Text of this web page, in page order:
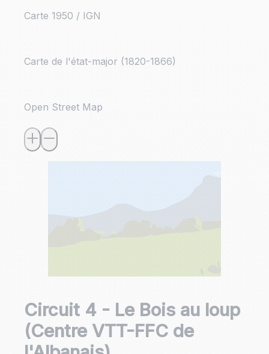
Carte 1950 / IGN
Carte de l'état-major (1820-1866)
Open Street Map
Circuit 4 - Le Bois au loup
(Centre VTT-FFC de